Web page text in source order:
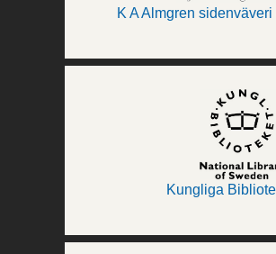
K A Almgren
Kungliga